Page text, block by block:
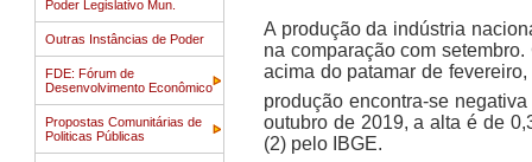
Poder Legislativo Mun.
Outras Instâncias de Poder
FDE: Fórum de
Desenvolvimento Econômico
Propostas Comunitárias de
Politicas Públicas
A produção da indústria
na comparação com
acima do patamar de
produção encontra-se
outubro de 2019, a alta é de
(2) pelo IBGE.